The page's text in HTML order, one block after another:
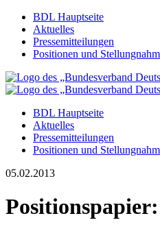
BDL Hauptseite
Aktuelles
Pressemitteilungen
Positionen und
BDL Hauptseite
Aktuelles
Pressemitteilungen
Positionen und
05.02.2013